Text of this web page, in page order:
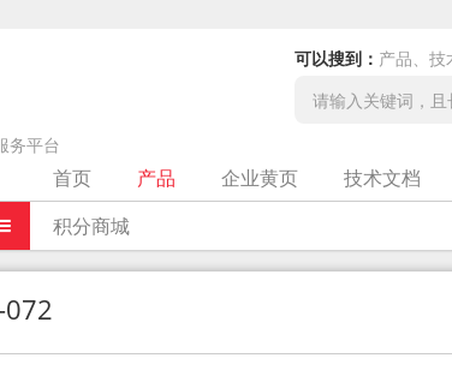
务平台
可以搜到： 产品、技
首页 产品 企业黄页 技术文档
积分商城
18-20SN-072
072